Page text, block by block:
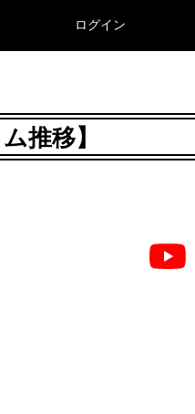
ログイン
推移】